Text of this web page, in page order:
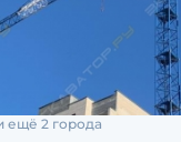
ещё 2 города